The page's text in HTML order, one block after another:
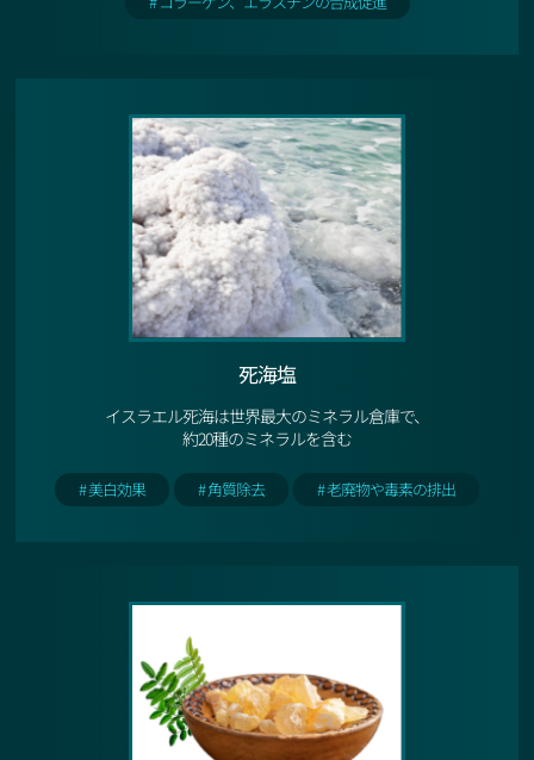
死海塩
イスラエル死海は世界最大のミネラル倉庫で、
約20種のミネラルを含む
# 美白効果 # 角質除去 # 老廃物や毒素の排出